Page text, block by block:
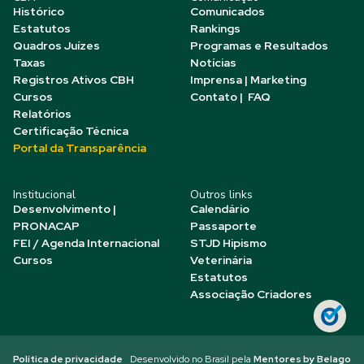
Histórico
Estatutos
Quadros Juízes
Taxas
Registros Ativos CBH
Cursos
Relatórios
Certificação Técnica
Portal da Transparência
Comunicados
Rankings
Programas e Resultados
Notícias
Imprensa | Marketing
Contato | FAQ
Institucional
Desenvolvimento |
PRONACAP
FEI / Agenda Internacional
Cursos
Outros links
Calendário
Passaporte
STJD Hipismo
Veterinária
Estatutos
Associação Criadores
Política de privacidade Desenvolvido no Brasil pela Mentores by Belago